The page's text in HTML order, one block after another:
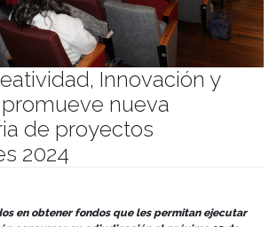
Innovación y
promueve nueva
de proyectos
2024
en obtener fondos que les permitan ejecutar